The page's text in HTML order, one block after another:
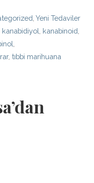
,Yeni Tedaviler
kanabidiyol kanabinoid
,tıbbi marihuana